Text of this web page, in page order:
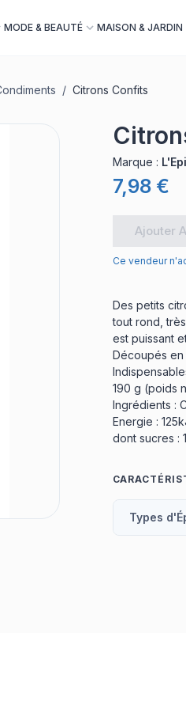
MODE & BEAUTÉ MAISON & JARDIN
/ Citrons Confits
Marque :
7,98 €
Ajouter
Ce vendeur
Des petits
tout rond,
est puissant
Découpés en
190 g (poids
Ingrédients :
Energie :
dont sucres :
Types